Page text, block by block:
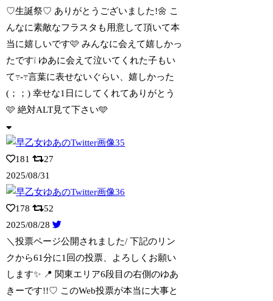
♡生誕祭♡ ありがとうございました!🌼 こ
んなに素敵なフラスタも用意して頂いて本
当に嬉しいです🩷 みんなに会えて嬉しかっ
たです❕ ゆあに会えて泣いてくれた子もい
て߹-߹言葉に表せないぐらい、嬉しかった
(；；) 幸せな1日にしてくれてありがとう
🩷 絶対ALT見て下さい🩵
181
27
2025/08/31
178
52
2025/08/28
＼投票ページ公開されました/ 下記のリン
クから61分に1回の投票、よろしくお願い
します✨️ 📍 関東エリア6段目の右側のゆあ
きーです!!♡ このWeb投票が本当に大事と